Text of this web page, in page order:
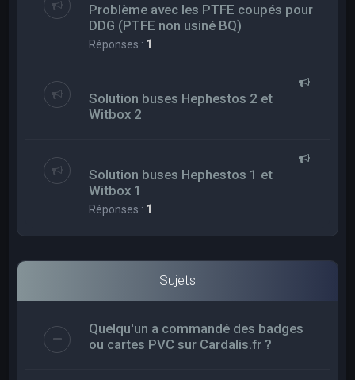
Problème avec les PTFE coupés pour
DDG (PTFE non usiné BQ)
Réponses : 1
Solution buses Hephestos 2 et
Witbox 2
Solution buses Hephestos 1 et
Witbox 1
Réponses : 1
Sujets
Quelqu'un a commandé des badges
ou cartes PVC sur Cardalis.fr ?